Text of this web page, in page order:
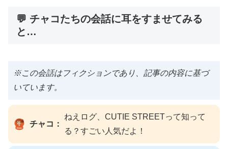
💬 チャコたちの会話に耳をすませてみる
と…
※この会話はフィクションであり、記事の内容に基づ
いています。
チャコ：
ねえログ、CUTIE STREETって知って
る？すごい人気だよ！